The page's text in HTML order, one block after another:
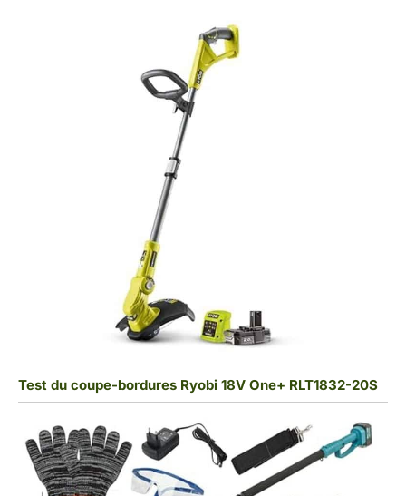
Test du coupe-bordures Ryobi 18V One+ RLT1832-20S